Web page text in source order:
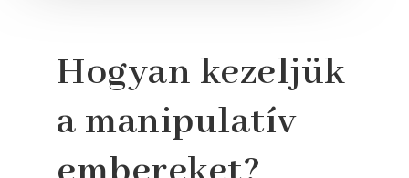
Hogyan kezeljük
a manipulatív